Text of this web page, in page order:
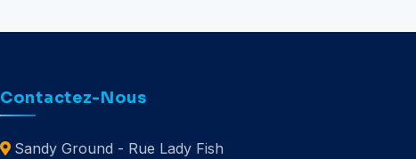
Contactez-Nous
Sandy Ground - Rue Lady Fish